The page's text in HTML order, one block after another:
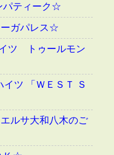
パティーク☆
ガパレス☆
ツ トゥールモン
ツ 「ＷＥＳＴ Ｓ
ルサ大和八木のご